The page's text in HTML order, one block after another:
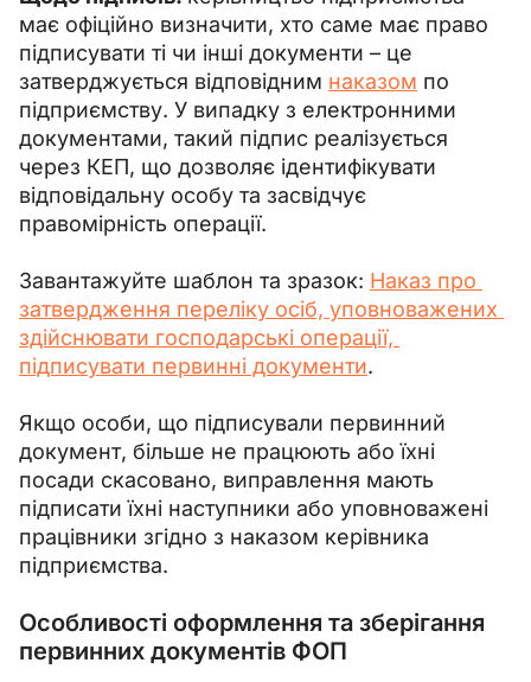
має офіційно визначити, хто саме має право
підписувати ті чи інші документи – це
затверджується відповідним наказом по
підприємству. У випадку з електронними
документами, такий підпис реалізується
через КЕП, що дозволяє ідентифікувати
відповідальну особу та засвідчує
правомірність операції.
Завантажуйте шаблон та зразок: Наказ про
затвердження переліку осіб, уповноважених
здійснювати господарські операції,
підписувати первинні документи.
Якщо особи, що підписували первинний
документ, більше не працюють або їхні
посади скасовано, виправлення мають
підписати їхні наступники або уповноважені
працівники згідно з наказом керівника
підприємства.
Особливості оформлення та зберігання
первинних документів ФОП